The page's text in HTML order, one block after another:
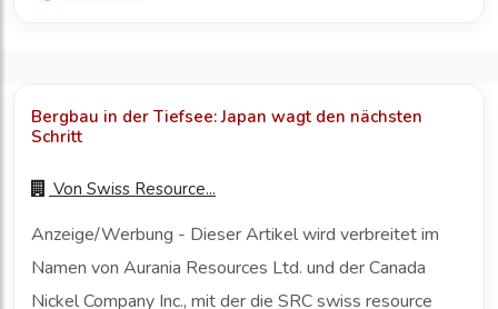
Bergbau in der Tiefsee: Japan wagt den nächsten
Schritt
Von Swiss Resource...
Anzeige/Werbung - Dieser Artikel wird verbreitet im
Namen von Aurania Resources Ltd. und der Canada
Nickel Company Inc., mit der die SRC swiss resource